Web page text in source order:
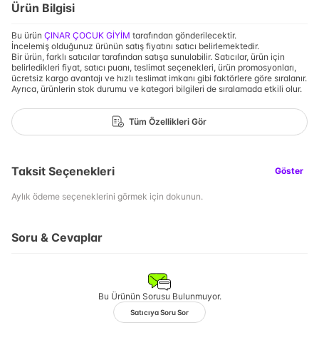
Ürün Bilgisi
Bu ürün ÇINAR ÇOCUK GİYİM tarafından gönderilecektir.
İncelemiş olduğunuz ürünün satış fiyatını satıcı belirlemektedir.
Bir ürün, farklı satıcılar tarafından satışa sunulabilir. Satıcılar, ürün için
belirledikleri fiyat, satıcı puanı, teslimat seçenekleri, ürün promosyonları,
ücretsiz kargo avantajı ve hızlı teslimat imkanı gibi faktörlere göre sıralanır.
Ayrıca, ürünlerin stok durumu ve kategori bilgileri de sıralamada etkili olur.
Tüm Özellikleri Gör
Taksit Seçenekleri Göster
Aylık ödeme seçeneklerini görmek için dokunun.
Soru & Cevaplar
Bu Ürünün Sorusu Bulunmuyor.
Satıcıya Soru Sor